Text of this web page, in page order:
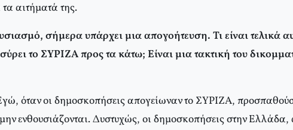
αιτήματά της.
σήμερα υπάρχει μια απογοήτευση. Τι είναι τελικά
το ΣΥΡΙΖΑ προς τα κάτω; Είναι μια τακτική του
όταν οι δημοσκοπήσεις απογείωναν το ΣΥΡΙΖΑ,
ενθουσιάζονται. Δυστυχώς, οι δημοσκοπήσεις στην